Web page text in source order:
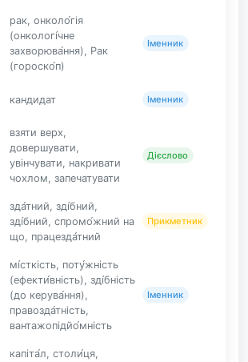
рак, онколо́гія
(онкологі́чне
захворюва́ння), Рак
(гороско́п)
Іменник
кандидат Іменник
взяти верх,
довершувати,
увінчувати, накривати
чохлом, запечатувати
Дієслово
зда́тний, зді́бний,
зді́бний, спромо́жний на
що, працезда́тний
Прикметник
мі́сткість, поту́жність
(ефекти́вність), зді́бність
(до керува́ння),
правозда́тність,
вантажопідйо́мність
Іменник
капіта́л, столи́ця,